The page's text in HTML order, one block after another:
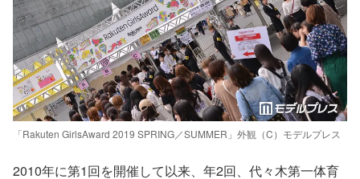
「Rakuten GirlsAward 2019 SPRING／SUMMER」外観（C）モデルプレス
2010年に第1回を開催して以来、年2回、代々木第一体育